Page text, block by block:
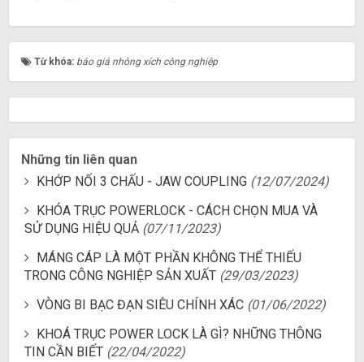
Từ khóa: báo giá nhông xích công nghiệp
Những tin liên quan
KHỚP NỐI 3 CHẤU - JAW COUPLING (12/07/2024)
KHÓA TRỤC POWERLOCK - CÁCH CHỌN MUA VÀ
SỬ DỤNG HIỆU QUẢ (07/11/2023)
MÁNG CÁP LÀ MỘT PHẦN KHÔNG THỂ THIẾU
TRONG CÔNG NGHIỆP SẢN XUẤT (29/03/2023)
VÒNG BI BẠC ĐẠN SIÊU CHÍNH XÁC (01/06/2022)
KHOÁ TRỤC POWER LOCK LÀ GÌ? NHỮNG THÔNG
TIN CẦN BIẾT (22/04/2022)